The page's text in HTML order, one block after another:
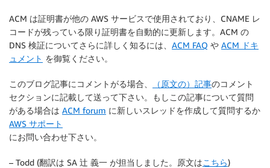
ACM は証明書が他の AWS サービスで使用されており、CNAME レ
コードが残っている限り証明書を自動的に更新します。ACM の
DNS 検証についてさらに詳しく知るには、 ACM FAQ や ACM ドキ
ュメント を御覧ください。
このブログ記事にコメントがる場合、 （原文の）記事のコメント
セクションに記載して送って下さい。もしこの記事について質問
がある場合は ACM forum に新しいスレッドを作成して質問するか
AWS サポート
にお問い合わせ下さい。
– Todd (翻訳は SA 辻 義一 が担当しました。原文はこちら)